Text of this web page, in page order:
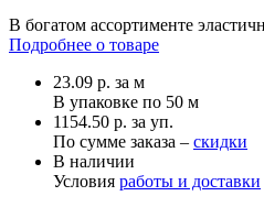
В богатом ассортименте
Подробнее о товаре
23.09 р. за м
В упаковке по 50 м
1154.50 р. за уп.
По сумме заказа – скидки
В наличии
Условия работы и доставки